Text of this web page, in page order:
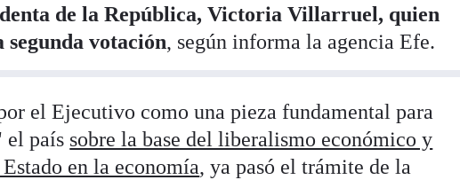
de la República, Victoria Villarruel, quien
segunda votación, según informa la agencia Efe.
el Ejecutivo como una pieza fundamental para
el país sobre la base del liberalismo económico y
en la economía, ya pasó el trámite de la